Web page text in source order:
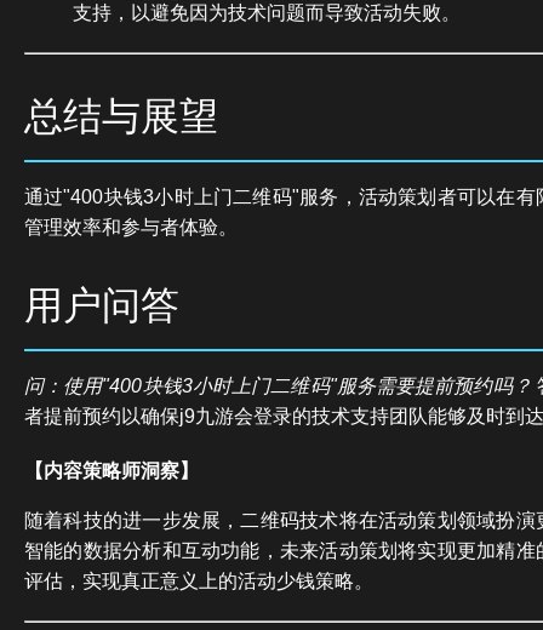
支持，以避免因为技术问题而导致活动失败。
总结与展望
通过"400块钱3小时上门二维码"服务，活动策划者可以在
管理效率和参与者体验。
用户问答
问：使用"400块钱3小时上门二维码"服务需要提前预约吗？
者提前预约以确保j9九游会登录的技术支持团队能够及时到
【内容策略师洞察】
随着科技的进一步发展，二维码技术将在活动策划领域扮
智能的数据分析和互动功能，未来活动策划将实现更加精
评估，实现真正意义上的活动少钱策略。